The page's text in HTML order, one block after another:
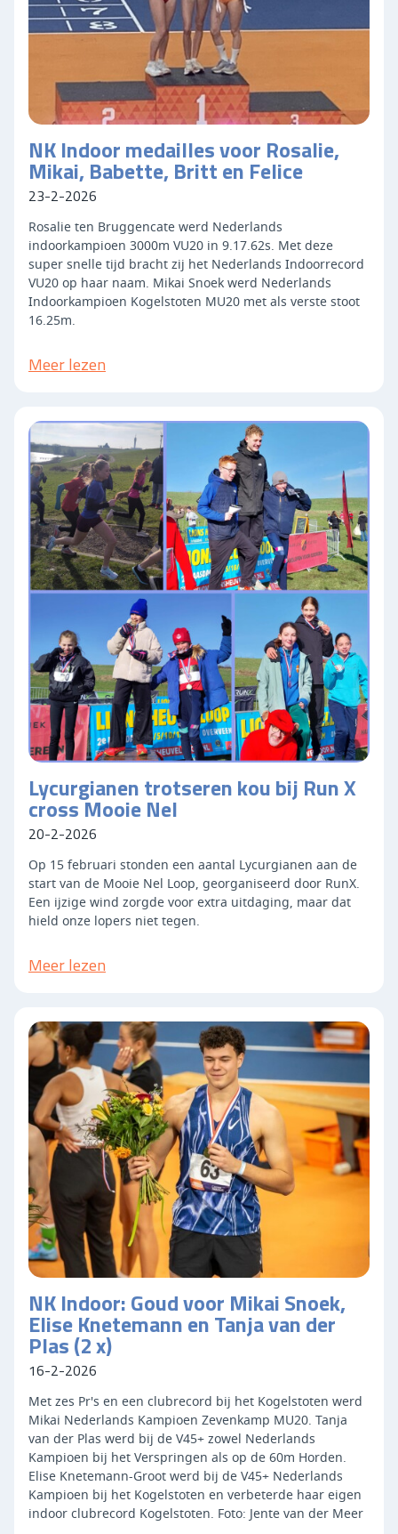
NK Indoor medailles voor Rosalie,
Mikai, Babette, Britt en Felice
23-2-2026
Rosalie ten Bruggencate werd Nederlands
indoorkampioen 3000m VU20 in 9.17.62s. Met deze
super snelle tijd bracht zij het Nederlands Indoorrecord
VU20 op haar naam. Mikai Snoek werd Nederlands
Indoorkampioen Kogelstoten MU20 met als verste stoot
16.25m.
Meer lezen
Lycurgianen trotseren kou bij Run X
cross Mooie Nel
20-2-2026
Op 15 februari stonden een aantal Lycurgianen aan de
start van de Mooie Nel Loop, georganiseerd door RunX.
Een ijzige wind zorgde voor extra uitdaging, maar dat
hield onze lopers niet tegen.
Meer lezen
NK Indoor: Goud voor Mikai Snoek,
Elise Knetemann en Tanja van der
Plas (2 x)
16-2-2026
Met zes Pr's en een clubrecord bij het Kogelstoten werd
Mikai Nederlands Kampioen Zevenkamp MU20. Tanja
van der Plas werd bij de V45+ zowel Nederlands
Kampioen bij het Verspringen als op de 60m Horden.
Elise Knetemann-Groot werd bij de V45+ Nederlands
Kampioen bij het Kogelstoten en verbeterde haar eigen
indoor clubrecord Kogelstoten. Foto: Jente van der Meer